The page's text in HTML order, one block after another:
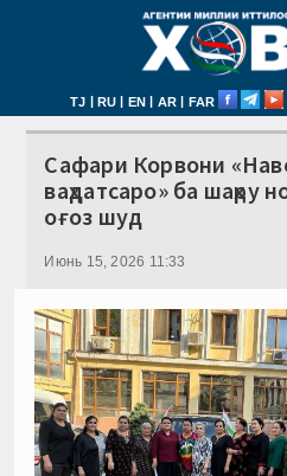
TJ | RU | EN | AR | FAR
Сафари Корвони
ваҳдатсаро» ба шаҳру
оғоз шуд
Июнь 15, 2026 11:33